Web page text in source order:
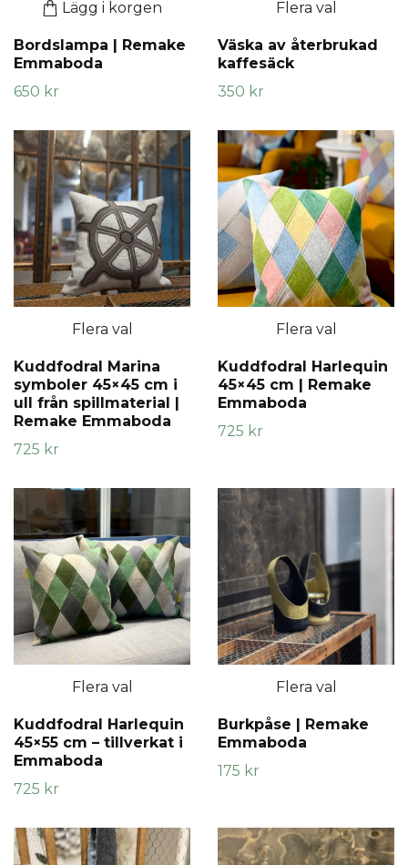
Lägg i korgen
Bordslampa | Remake
Emmaboda
650 kr
Flera val
Väska av återbrukad
kaffesäck
350 kr
Flera val
Kuddfodral Marina
symboler 45×45 cm i
ull från spillmaterial |
Remake Emmaboda
725 kr
Flera val
Kuddfodral Harlequin
45×45 cm | Remake
Emmaboda
725 kr
Flera val
Kuddfodral Harlequin
45×55 cm – tillverkat i
Emmaboda
725 kr
Flera val
Burkpåse | Remake
Emmaboda
175 kr